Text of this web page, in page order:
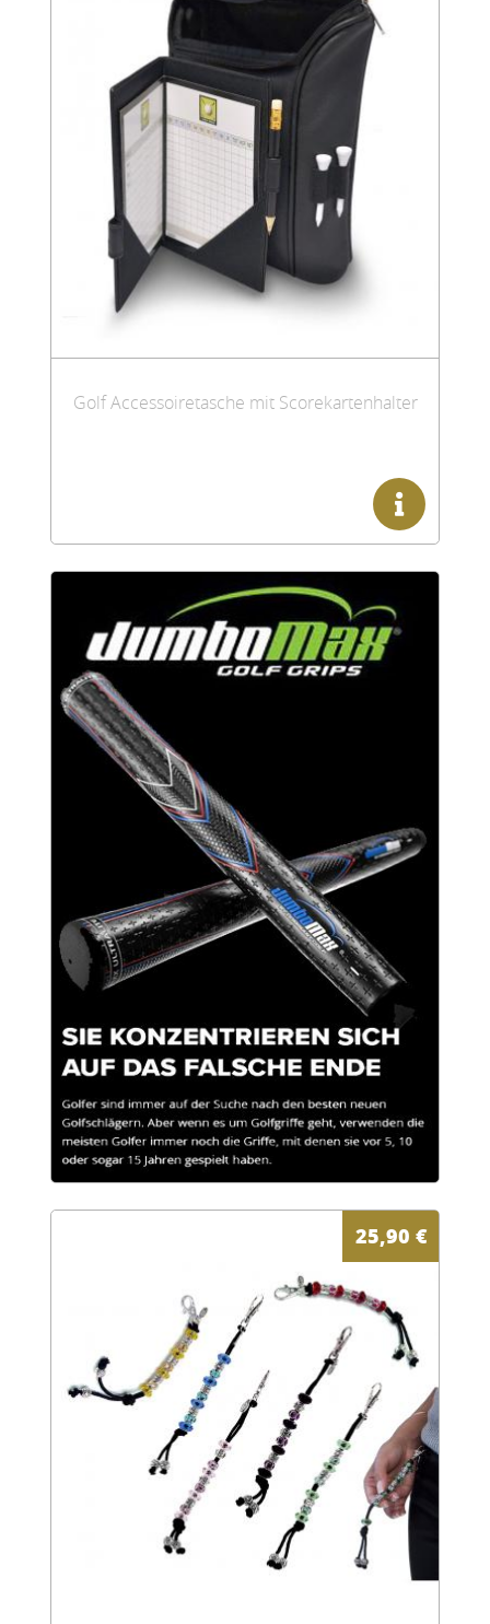
Golf Accessoiretasche mit Scorekartenhalter
25,90 €